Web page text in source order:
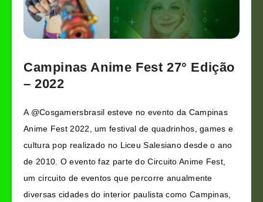
Campinas Anime Fest 27° Edição
– 2022
A @Cosgamersbrasil esteve no evento da Campinas
Anime Fest 2022, um festival de quadrinhos, games e
cultura pop realizado no Liceu Salesiano desde o ano
de 2010. O evento faz parte do Circuito Anime Fest,
um circuito de eventos que percorre anualmente
diversas cidades do interior paulista como Campinas,